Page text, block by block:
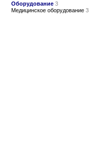
Оборудование 3
Медицинское оборудование 3